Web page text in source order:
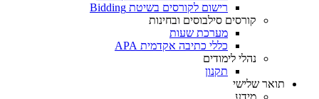
רישום לקורסים בשיטת Bidding
קורסים סילבוסים ובחינות
מערכת שעות
כללי כתיבה אקדמית APA
נהלי לימודים
תקנון
תואר שלישי
מידע